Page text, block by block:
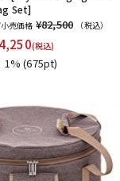
Set]
売価格 ¥82,500
（税込）
(税込)
1%(675pt)